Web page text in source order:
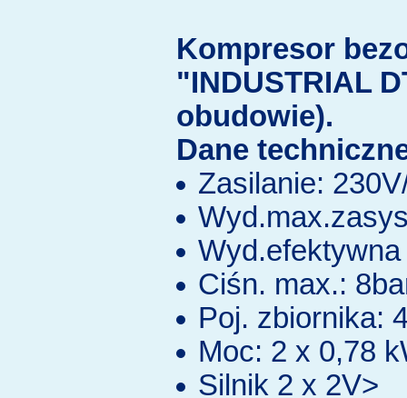
Kompresor
"INDUSTRIAL
obudowie).
Dane
Zasilanie:
Ciśn. max.:
Poj. zbiornika:
Moc: 2 x 0,78
Silnik 2 x 2V>